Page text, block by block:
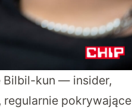
Bilbil-kun — insider,
pokrywające